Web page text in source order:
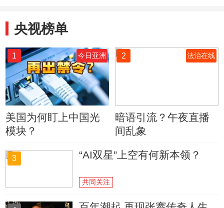
央视榜单
1 今日亚洲
美国为何盯上中国光
模块？
2 法治在线
暗语引流？午夜直播
间乱象
3 “AI双星”上空有何新本领？
共同关注